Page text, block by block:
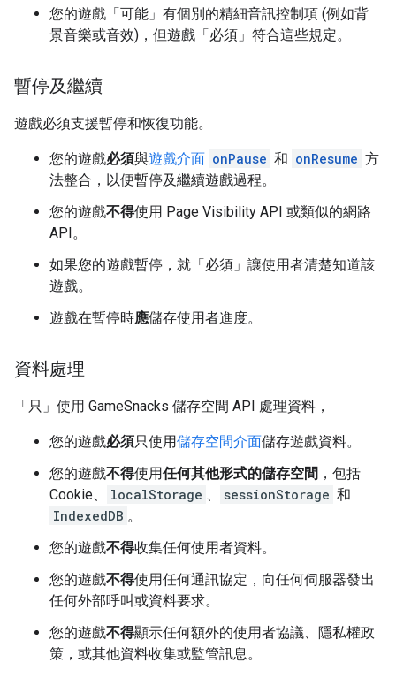
您的遊戲「可能」 有個別的精細音訊控制項 (例如背
景音樂或音效)，但遊戲「必須」 符合這些規定。
暫停及繼續
遊戲必須支援暫停和恢復功能。
您的遊戲必須與遊戲介面 onPause 和 onResume 方
法整合，以便暫停及繼續遊戲過程。
您的遊戲不得使用 Page Visibility API 或類似的網路
API。
如果您的遊戲暫停，就「必須」 讓使用者清楚知道該
遊戲。
遊戲在暫停時應儲存使用者進度。
資料處理
「只」 使用 GameSnacks 儲存空間 API 處理資料，
您的遊戲必須只使用儲存空間介面儲存遊戲資料。
您的遊戲不得使用任何其他形式的儲存空間 ，包括
Cookie、
localStorage 、 sessionStorage 和
IndexedDB 。
您的遊戲不得收集任何使用者資料。
您的遊戲不得使用任何通訊協定，向任何伺服器發出
任何外部呼叫或資料要求。
您的遊戲不得顯示任何額外的使用者協議、隱私權政
策，或其他資料收集或監管訊息。